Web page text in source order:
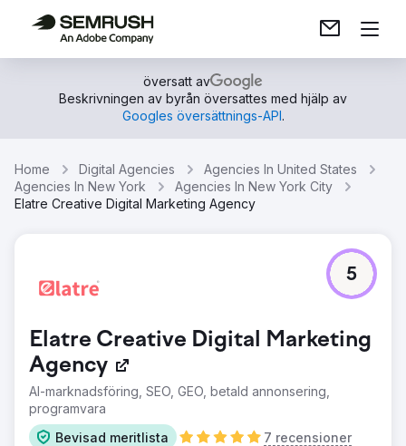
översatt av
Beskrivningen av byrån översattes med hjälp av
Googles översättnings-API.
Home Digital Agencies
Agencies In United States
Agencies In New York
Agencies In New York City
Elatre Creative Digital Marketing Agency
Elatre Creative Digital Marketing
Agency
AI-marknadsföring, SEO, GEO, betald annonsering,
programvara
Bevisad meritlista
7 recensioner
5